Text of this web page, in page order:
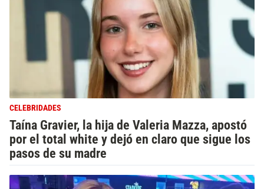
CELEBRIDADES
Taína Gravier, la hija de Valeria Mazza, apostó
por el total white y dejó en claro que sigue los
pasos de su madre